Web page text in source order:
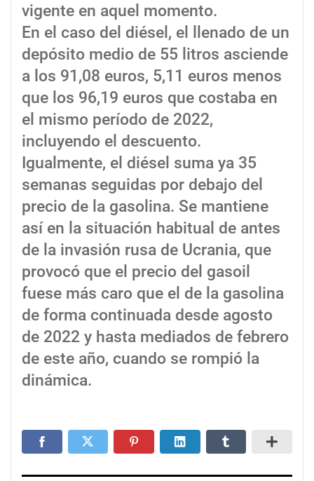
vigente en aquel momento.
En el caso del diésel, el llenado de un
depósito medio de 55 litros asciende
a los 91,08 euros, 5,11 euros menos
que los 96,19 euros que costaba en
el mismo período de 2022,
incluyendo el descuento.
Igualmente, el diésel suma ya 35
semanas seguidas por debajo del
precio de la gasolina. Se mantiene
así en la situación habitual de antes
de la invasión rusa de Ucrania, que
provocó que el precio del gasoil
fuese más caro que el de la gasolina
de forma continuada desde agosto
de 2022 y hasta mediados de febrero
de este año, cuando se rompió la
dinámica.